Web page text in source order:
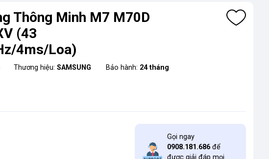
Thông Minh M7 M70D
(43
4ms/Loa)
Thương hiệu:SAMSUNG Bảo hành: 24 tháng
Gọi ngay
0908.181.686 để
được giải đáp mọi